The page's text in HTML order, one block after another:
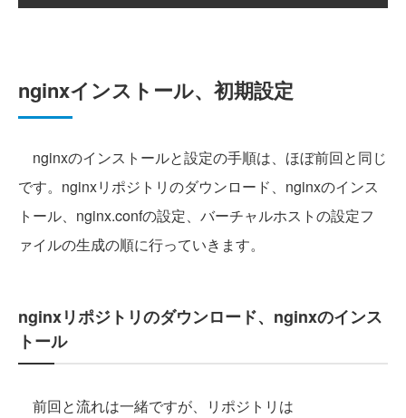
nginxインストール、初期設定
nginxのインストールと設定の手順は、ほぼ前回と同じ
です。nginxリポジトリのダウンロード、nginxのインス
トール、nginx.confの設定、バーチャルホストの設定フ
ァイルの生成の順に行っていきます。
nginxリポジトリのダウンロード、nginxのインス
トール
前回と流れは一緒ですが、リポジトリは